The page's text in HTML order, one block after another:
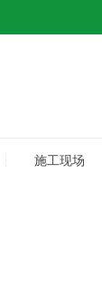
施工现场